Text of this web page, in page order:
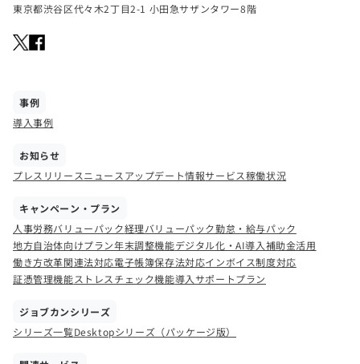
東京都渋谷区代々木2丁目2-1 小田急サザンタワー8階
事例
導入事例
お知らせ
プレスリリースニュース アップデート情報サービス稼働状況
キャンペーン・プラン
人事労務バリューパック経理バリューパック勤怠・給与パック
地方自治体向けプラン年末調整機能デジタル化・AI導入補助金活用
働き方改革関連法対応電子帳簿保存法対応インボイス制度対応
証憑管理機能ストレスチェック機能導入サポートプラン
ジョブカンシリーズ
シリーズ一覧Desktopシリーズ（パッケージ版）